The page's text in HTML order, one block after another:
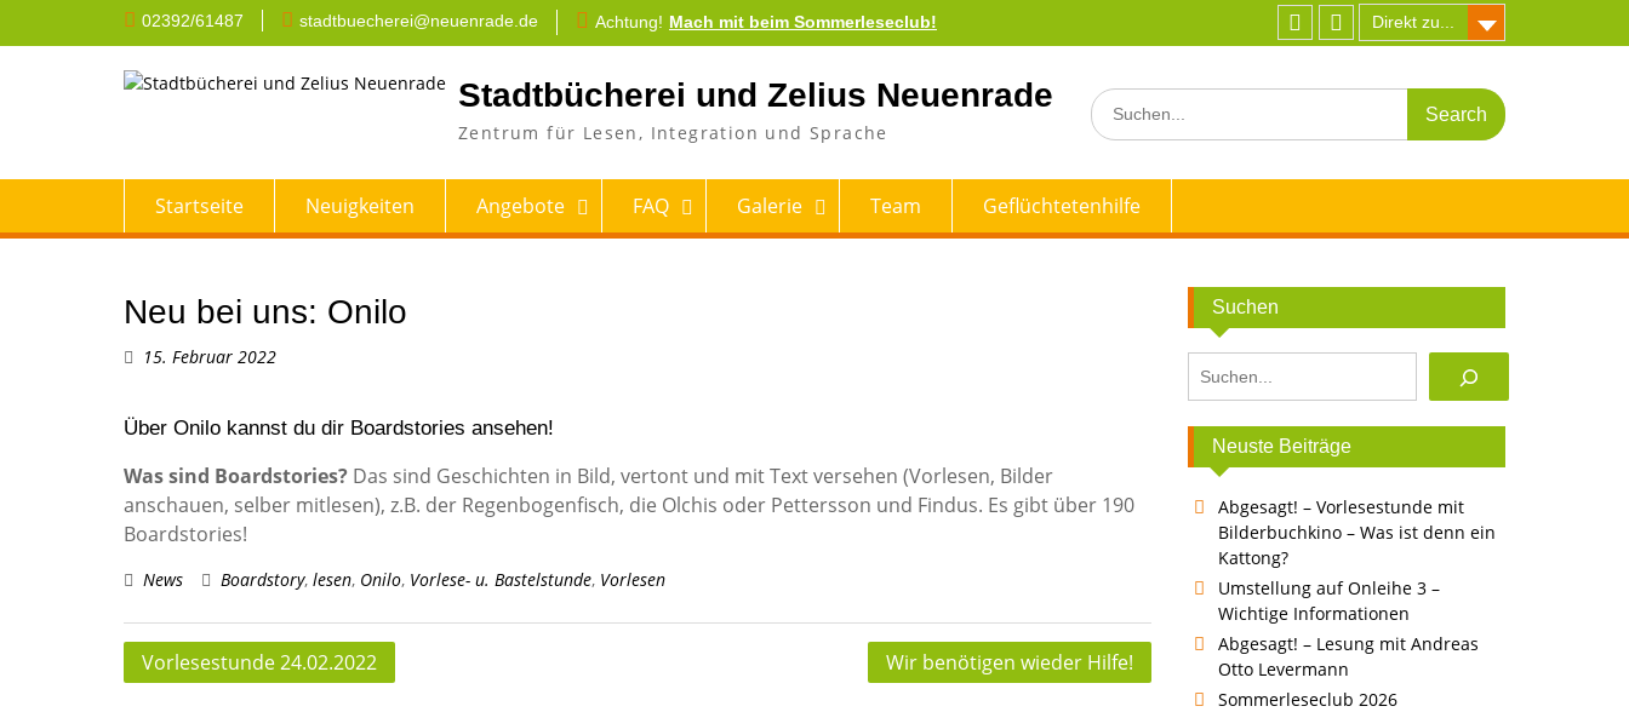
02392/61487 stadtbuecherei@neuenrade.de Achtung! Mach mit beim Sommerleseclub!
Direkt zu...
FacebookInstagram
Stadtbücherei und Zelius Neuenrade
Zentrum für Lesen, Integration und Sprache
Search
for:
Startseite Neuigkeiten Angebote FAQ Galerie Team Geflüchtetenhilfe
Neu bei uns: Onilo
15. Februar 2022
Über Onilo kannst du dir Boardstories ansehen!
Was sind Boardstories? Das sind Geschichten in Bild, vertont und mit Text versehen (Vorlesen, Bilder
anschauen, selber mitlesen), z.B. der Regenbogenfisch, die Olchis oder Pettersson und Findus. Es gibt über 190
Boardstories!
News Boardstory, lesen, Onilo, Vorlese- u. Bastelstunde, Vorlesen
Beitragsnavigation
Vorlesestunde 24.02.2022 Wir benötigen wieder Hilfe!
Suchen
Neuste Beiträge
Abgesagt! – Vorlesestunde mit
Bilderbuchkino – Was ist denn ein
Kattong?
Umstellung auf Onleihe 3 –
Wichtige Informationen
Abgesagt! – Lesung mit Andreas
Otto Levermann
Sommerleseclub 2026